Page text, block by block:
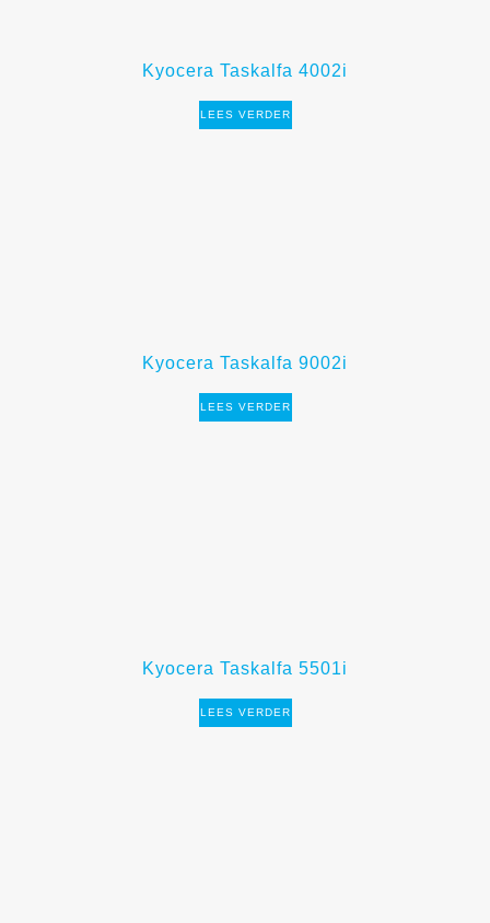
Kyocera Taskalfa 4002i
LEES VERDER
Kyocera Taskalfa 9002i
LEES VERDER
Kyocera Taskalfa 5501i
LEES VERDER